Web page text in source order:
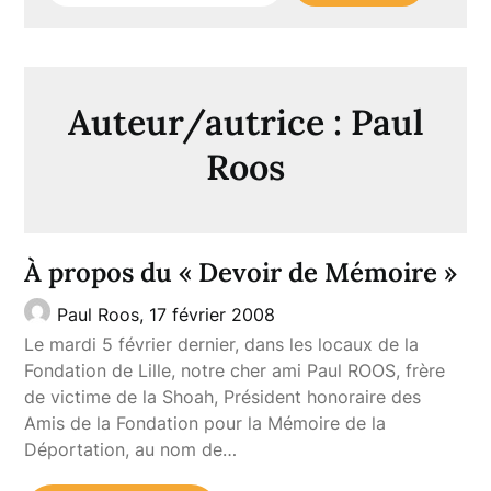
Auteur/autrice : Paul
Roos
À propos du « Devoir de Mémoire »
Paul Roos, 17 février 2008
Le mardi 5 février dernier, dans les locaux de la
Fondation de Lille, notre cher ami Paul ROOS, frère
de victime de la Shoah, Président honoraire des
Amis de la Fondation pour la Mémoire de la
Déportation, au nom de…